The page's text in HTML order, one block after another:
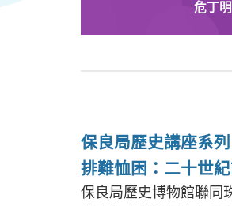
危丁
保良局歷史講座系
排難恤困：二十世
保良局歷史博物館聯同